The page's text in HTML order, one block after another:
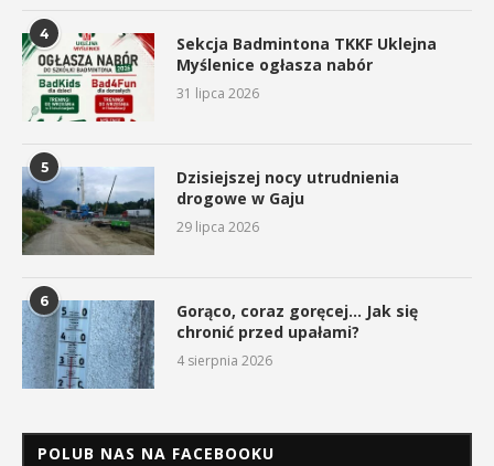
4
Sekcja Badmintona TKKF Uklejna
Myślenice ogłasza nabór
31 lipca 2026
5
Dzisiejszej nocy utrudnienia
drogowe w Gaju
29 lipca 2026
6
Gorąco, coraz goręcej… Jak się
chronić przed upałami?
4 sierpnia 2026
POLUB NAS NA FACEBOOKU